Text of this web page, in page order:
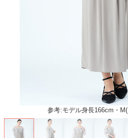
参考:モデル身長166cm・